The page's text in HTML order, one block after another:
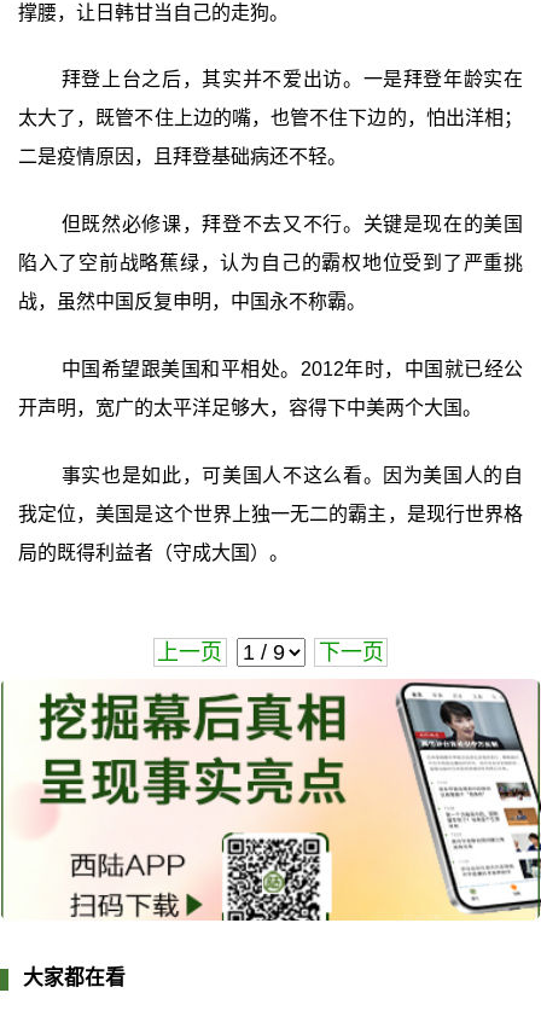
撑腰，让日韩甘当自己的走狗。
拜登上台之后，其实并不爱出访。一是拜登年龄实在
太大了，既管不住上边的嘴，也管不住下边的，怕出洋相；
二是疫情原因，且拜登基础病还不轻。
但既然必修课，拜登不去又不行。关键是现在的美国
陷入了空前战略蕉绿，认为自己的霸权地位受到了严重挑
战，虽然中国反复申明，中国永不称霸。
中国希望跟美国和平相处。2012年时，中国就已经公
开声明，宽广的太平洋足够大，容得下中美两个大国。
事实也是如此，可美国人不这么看。因为美国人的自
我定位，美国是这个世界上独一无二的霸主，是现行世界格
局的既得利益者（守成大国）。
上一页 下一页
大家都在看